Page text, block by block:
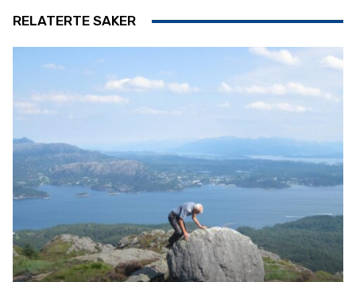
RELATERTE SAKER